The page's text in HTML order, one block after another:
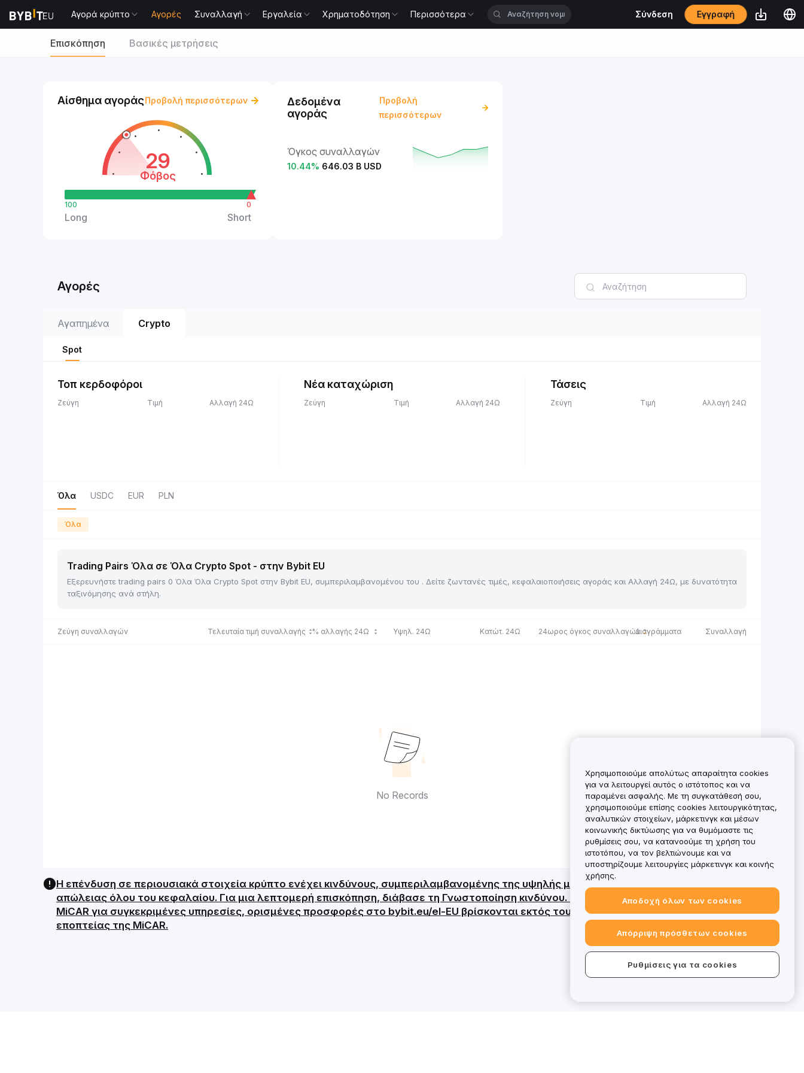
Αγορά κρύπτο Αγορές Συναλλαγή Εργαλεία Χρηματοδότηση Περισσότερα Σύνδεση Εγγραφή
Επισκόπηση Βασικές μετρήσεις
Αίσθημα αγοράςΠροβολή περισσότερων
29
Φόβος
100
Long
0
Short
Δεδομένα
αγοράς
Προβολή
περισσότερων
Όγκος συναλλαγών
10.44% 646.03 B USD
Αγορές
Αγαπημένα Crypto
Spot
Τοπ κερδοφόροι
Ζεύγη Τιμή Αλλαγή 24Ω
Νέα καταχώριση
Ζεύγη Τιμή Αλλαγή 24Ω
Τάσεις
Ζεύγη Τιμή Αλλαγή 24Ω
Όλα USDC EUR PLN
Όλα
Trading Pairs Όλα σε Όλα Crypto Spot - στην Bybit EU
Εξερευνήστε trading pairs 0 Όλα Όλα Crypto Spot στην Bybit EU, συμπεριλαμβανομένου του . Δείτε ζωντανές τιμές, κεφαλαιοποιήσεις αγοράς και Αλλαγή 24Ω, με δυνατότητα
ταξινόμησης ανά στήλη.
Ζεύγη συναλλαγών Τελευταία τιμή συναλλαγής % αλλαγής 24Ω Υψηλ. 24Ω Κατώτ. 24Ω 24ωρος όγκος συναλλαγώνΔιαγράμματα Συναλλαγή
No Records
Η επένδυση σε περιουσιακά στοιχεία κρύπτο ενέχει κινδύνους, συμπεριλαμβανομένης της υψηλής μεταβλητότητας και της πιθανής
απώλειας όλου του κεφαλαίου. Για μια λεπτομερή επισκόπηση, διάβασε τη Γνωστοποίηση κινδύνου. Παρόλο που η Bybit EU κατέχει άδεια
MiCAR για συγκεκριμένες υπηρεσίες, ορισμένες προσφορές στο bybit.eu/el-EU βρίσκονται εκτός του πεδίου εφαρμογής της ρυθμιστικής
εποπτείας της MiCAR.
Χρησιμοποιούμε απολύτως απαραίτητα cookies
για να λειτουργεί αυτός ο ιστότοπος και να
παραμένει ασφαλής. Με τη συγκατάθεσή σου,
χρησιμοποιούμε επίσης cookies λειτουργικότητας,
αναλυτικών στοιχείων, μάρκετινγκ και μέσων
κοινωνικής δικτύωσης για να θυμόμαστε τις
ρυθμίσεις σου, να κατανοούμε τη χρήση του
ιστοτόπου, να τον βελτιώνουμε και να
υποστηρίζουμε λειτουργίες μάρκετινγκ και κοινής
χρήσης.
Αποδοχή όλων των cookies
Απόρριψη πρόσθετων cookies
Ρυθμίσεις για τα cookies